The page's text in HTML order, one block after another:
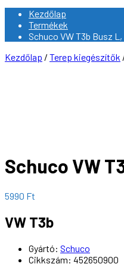
Kezdőlap
Termékek
Schuco VW T3b Busz L,
Kezdőlap / Terep kiegészítők
Schuco VW
5990 Ft
VW T3b
Gyártó: Schuco
Cikkszám: 452650900